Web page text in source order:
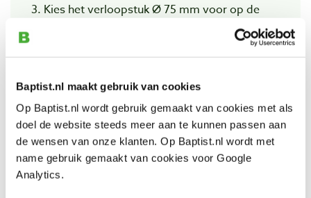
Baptist.nl maakt gebruik van cookies
Op Baptist.nl wordt gebruik gemaakt van cookies met als
doel de website steeds meer aan te kunnen passen aan
de wensen van onze klanten. Op Baptist.nl wordt met
name gebruik gemaakt van cookies voor Google
Analytics.
3. Kies het verloopstuk Ø 75 mm voor op de
4. Kies eventueel het verloopstuk Ø 100 mm
vacuümslang op een flexibele slang van uw
stofafzuiging.
Dus, wat heeft u nodig:
- zuigstuk